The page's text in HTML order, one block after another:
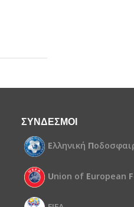
ΣΥΝΔΕΣΜΟΙ
Ελληνική Π
Union of European F